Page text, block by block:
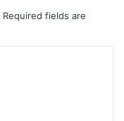
Required fields are